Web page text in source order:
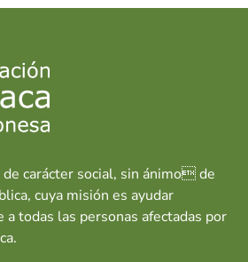
carácter social, sin ánimo de
cuya misión es ayudar
todas las personas afectadas por